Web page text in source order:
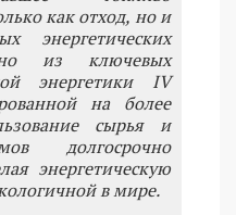
как отход, но и
энергетических
из ключевых
энергетики IV
на более
сырья и
долгосрочно
энергетическую
в мире.